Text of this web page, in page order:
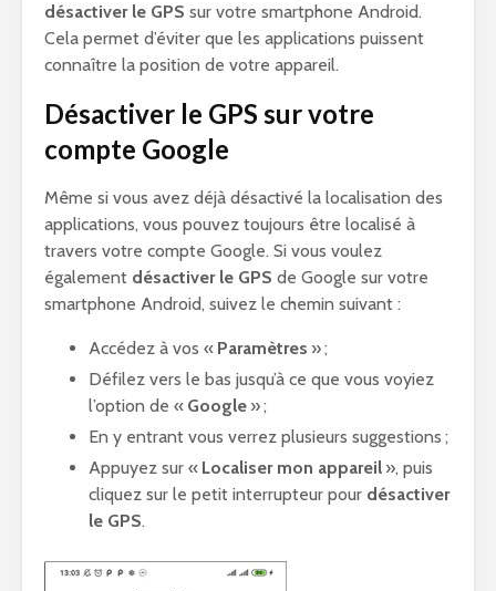
désactiver le GPS sur votre smartphone Android.
Cela permet d’éviter que les applications puissent
connaître la position de votre appareil.
Désactiver le GPS sur votre
compte Google
Même si vous avez déjà désactivé la localisation des
applications, vous pouvez toujours être localisé à
travers votre compte Google. Si vous voulez
également désactiver le GPS de Google sur votre
smartphone Android, suivez le chemin suivant :
Accédez à vos « Paramètres » ;
Défilez vers le bas jusqu’à ce que vous voyiez
l’option de « Google » ;
En y entrant vous verrez plusieurs suggestions ;
Appuyez sur « Localiser mon appareil », puis
cliquez sur le petit interrupteur pour désactiver
le GPS.